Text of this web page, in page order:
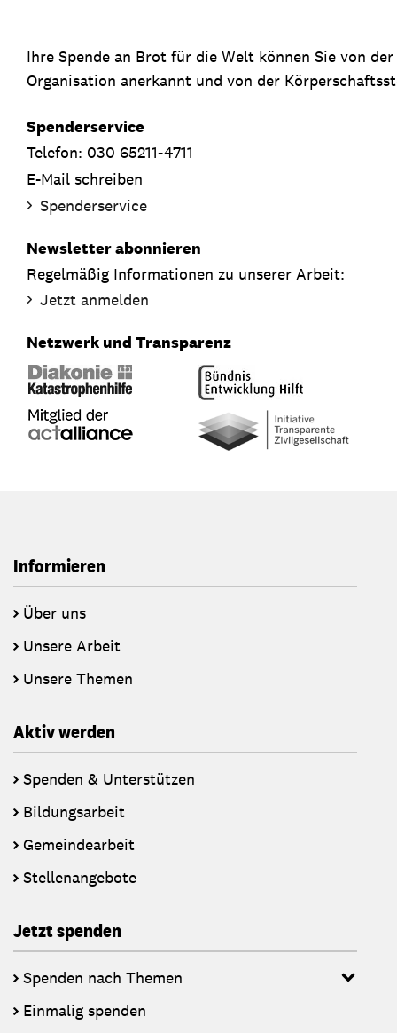
Ihre Spende an Brot für die Welt können Sie von
Organisation anerkannt und von der
Spenderservice
Telefon: 030 65211-4711
E-Mail schreiben
Spenderservice
Newsletter abonnieren
Regelmäßig Informationen zu unserer Arbeit:
Jetzt anmelden
Netzwerk und Transparenz
Informieren
Über uns
Unsere Arbeit
Unsere Themen
Aktiv werden
Spenden & Unterstützen
Bildungsarbeit
Gemeindearbeit
Stellenangebote
Jetzt spenden
Spenden nach Themen
Einmalig spenden